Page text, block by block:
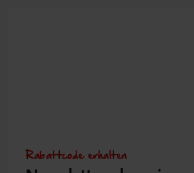
Rabattcode erhalten